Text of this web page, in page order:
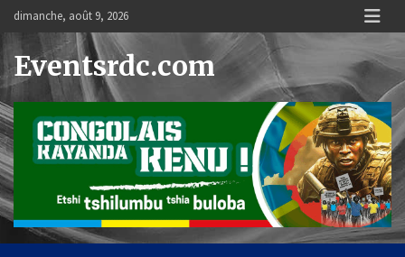
Skip
content
dimanche, août 9, 2026
Eventsrdc.com